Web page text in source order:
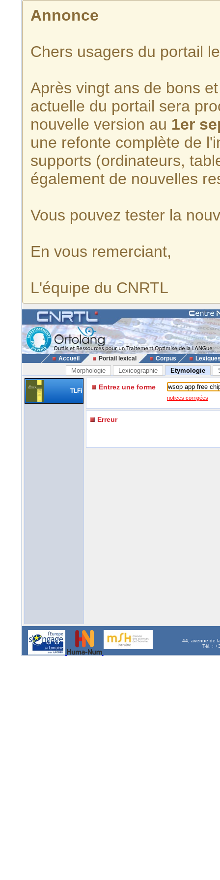
Annonce
Chers usagers du portail
Après vingt ans de bons
actuelle du portail sera
nouvelle version au 1er
une refonte complète de
supports (ordinateurs,
également de nouvelles
Vous pouvez tester la
En vous remerciant,
L'équipe du CNRTL
Accueil Portail lexical Corpus
Morphologie Lexicographie Etymologie
TLFi Entrez une forme
notices corrigées
Erreur
44, avenue de
Tél. :